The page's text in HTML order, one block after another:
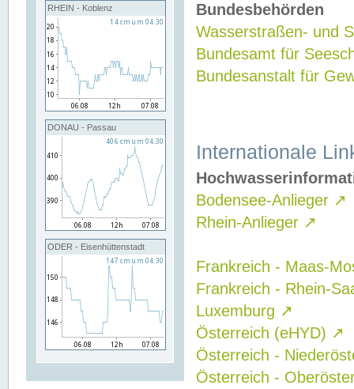
RHEIN - Koblenz
DONAU - Passau
ODER - Eisenhüttenstadt
Bundesbehörden
Wasserstraßen- und
Bundesamt für
Bundesanstalt für
Internationale
Bodensee-Anlieger ↗
Rhein-Anlieger ↗
Frankreich - Maas-
Frankreich - Rhein-
Luxemburg ↗
Österreich (eHYD) ↗
Österreich -
Österreich -